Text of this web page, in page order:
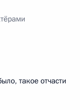
такое отчасти